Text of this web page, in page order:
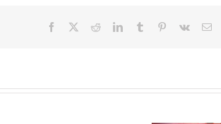
Facebook RedditLinkedInTumblr Pinterest
Vk